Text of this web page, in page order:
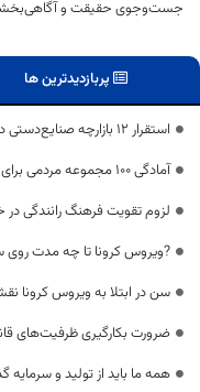
جست‌وجوی حقیقت و آگاهی‌بخشی
پربازدیدترین ها
استقرار ۱۲ بازارچه صنایع‌دستی در ورودی شهر‌های خراسان جنوبی
آمادگی ۱۰۰ مجموعه مردمی برای خدمت رسانی در مهمانی کیلومتری غدیر بیرجند
لزوم تقویت فرهنگ رانندگی
?ویروس کرونا تا چه مدت روی
سن در ابتلا به ویروس کرونا
ضرورت بکارگیری ظرفیت‌های
همه ما باید از تولید و سرمایه